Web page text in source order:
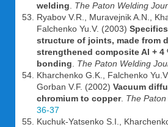
welding
The Paton Welding
Ryabov V.R., Muravejnik A.N.,
Falchenko Yu.V. (2003)
structure of joints, made from
strengthened composite Al + 4
bonding
The Paton Welding
Kharchenko G.K., Falchenko
Gorban V.F. (2002) Vacuum
chromium to copper. The
36-37
Kuchuk-Yatsenko S.I.,